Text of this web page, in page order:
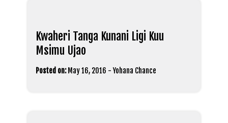
Kwaheri Tanga Kunani Ligi Kuu
Msimu Ujao
Posted on: May 16, 2016 -Yohana Chance